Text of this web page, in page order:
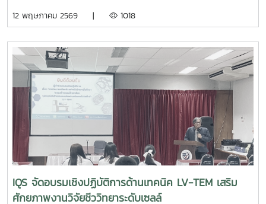
ปฏิบัติการ และบุคลากรฝ่ายห้องปฏิบัติการ ให้การต้อนรับคณะ
นักวิทยาศาสตร์ทรงคุณวุฒิ วศ. นายอมรพล ช่างสุพรรณ นัก
วิทยาศาสตร์ชำนาญการพิเศษ วศ. นายสมภพ ลาภวิบูลย์สุข นัก
วิทยาศาสตร์ชำนาญการพิเศษ วศ. นายมโนวิช เรืองดิษฐ นัก
วิทยาศาสตร์ชำนาญการพิเศษ วศ. นายจิระฉัตร ศรีแสน นัก
วิทยาศาสตร์ชำนาญการพิเศษ วศ. นายขจรศักดิ์ จันทร์เขียว เจ้า
พนักงานวิทยาศาสตร์ชำนาญงาน วศ. เพื่อปรึกษาหารือแนวทาง
ความร่วมมือระหว่าง 2 หน่วยงาน ด้านการตรวจสอบคุณภาพและ
มาตรฐานผลิตภัณฑ์ พร้อมเยี่ยมชมห้องปฏิบัติการของสถาบันฯ
เวลา 09.30 – 16.30 น. ณ สถาบันบริการตรวจสอบคุณภาพและ
มาตรฐานผลิตภัณฑ์ มหาวิทยาลัยแม่โจ้ จังหวัดเชียงใหม่
12 พฤษภาคม 2569 | 1018
IQS จัดอบรมเชิงปฏิบัติการด้านเทคนิค LV-TEM เสริม
ศักยภาพงานวิจัยชีววิทยาระดับเซลล์